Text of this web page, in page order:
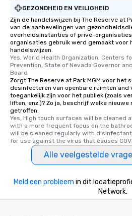
GEZONDHEID EN VEILIGHEID
Zijn de handelswijzen bij The Reserve at
van de aanbevelingen van
overheidsinstanties of privé-
organisaties gebruik werd gemaakt voor
handelswijzen.
Yes, World Health Organization, Centers
Prevention, State of Nevada Governor
Board
Zorgt The Reserve at Park MGM voor het
desinfecteren van openbare ruimten and
toegankelijk zijn voor het publiek (zoals
liften, enz.)? Zo ja, beschrijf welke
getroffen.
Yes, High touch surfaces will be cleaned
with a more frequent focus on the
will be cleaned regularly with
for use against the virus that causes
Alle veelgestelde
Meld een probleem in dit
Network.